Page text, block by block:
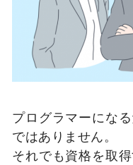
プログラマーにな
ではありません。
それでも資格を取